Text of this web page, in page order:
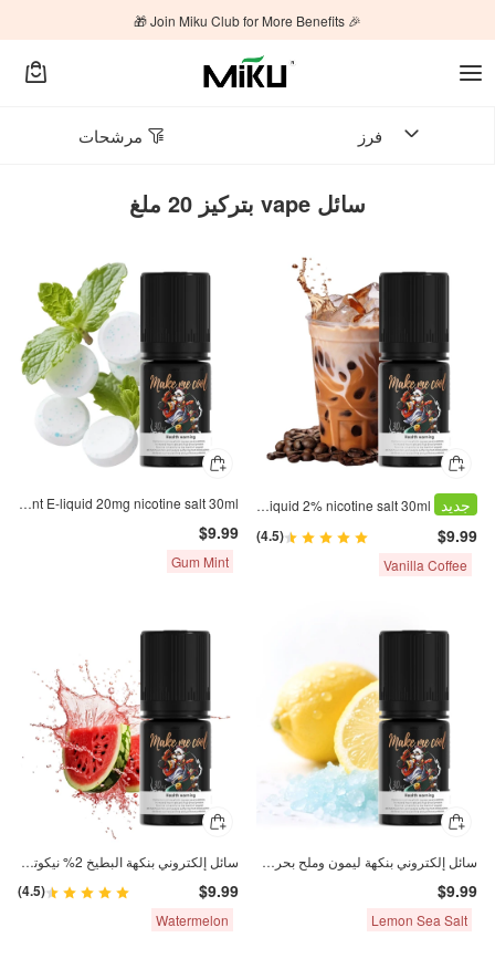
🎉 Join Miku Club for More Benefits 🎁
فرز مرشحات
سائل vape بتركيز 20 ملغ
جديد
$9.99
(4.5)
Vanilla Coffee
Gum Mint E-liquid 20mg nicotine salt 30ml
$9.99
Gum Mint
سائل إلكتروني بنكهة ليمون وملح بحري 2٪ نيكوتين ملح 30 مل
$9.99
Lemon Sea Salt
سائل إلكتروني بنكهة البطيخ 2% نيكوتين مالح 30 مل
$9.99
(4.5)
Watermelon